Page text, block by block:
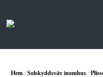
Hem /Solskyddsväv inomhus /